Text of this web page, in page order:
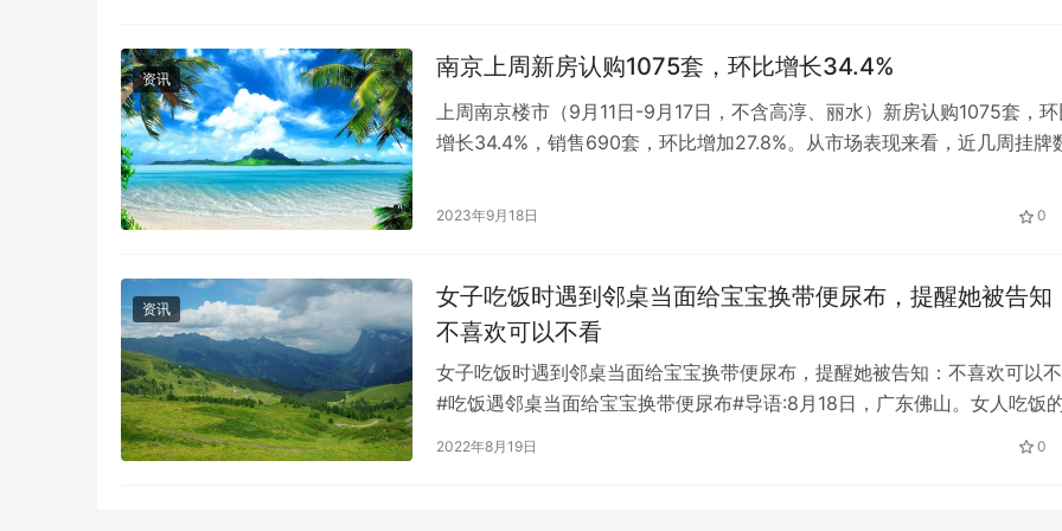
资讯 南京上周新房认购1075套，环比增长34.4%
上周南京楼市（9月11日-9月17日，不含高淳、丽水）新房认购1075套，环
增长34.4%，销售690套，环比增加27.8%。从市场表现来看，近几周挂牌
2023年9月18日 0
资讯
女子吃饭时遇到邻桌当面给宝宝换带便尿布，提醒她被告知
不喜欢可以不看
女子吃饭时遇到邻桌当面给宝宝换带便尿布，提醒她被告知：不喜欢可以
#吃饭遇邻桌当面给宝宝换带便尿布#导语:8月18日，广东佛山。女人吃饭
候，隔壁桌亲自给宝宝换尿布。她好心提…
2022年8月19日 0